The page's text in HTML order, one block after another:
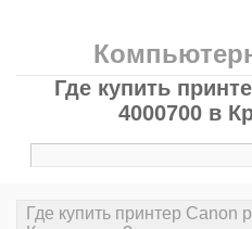
Где купить
4000700 в
Где купить принтер Canon